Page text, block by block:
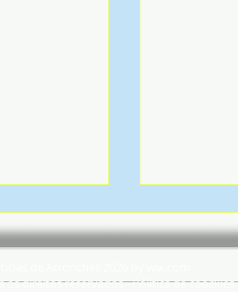
os direitos reservados - Política de coockies